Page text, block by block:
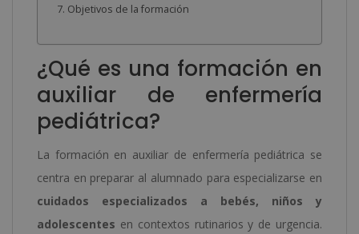
Objetivos de la formación
¿Qué es una formación en
auxiliar de enfermería
pediátrica?
La formación en auxiliar de enfermería pediátrica se
centra en preparar al alumnado para especializarse en
cuidados especializados a bebés, niños y
adolescentes en contextos rutinarios y de urgencia.